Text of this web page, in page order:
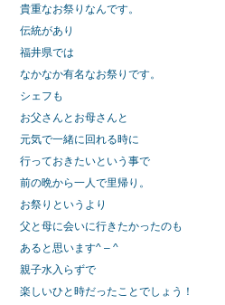
貴重なお祭りなんです。
伝統があり
福井県では
なかなか有名なお祭りです。
シェフも
お父さんとお母さんと
元気で一緒に回れる時に
行っておきたいという事で
前の晩から一人で里帰り。
お祭りというより
父と母に会いに行きたかったのも
あると思います^ – ^
親子水入らずで
楽しいひと時だったことでしょう！